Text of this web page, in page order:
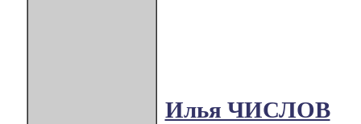
Илья ЧИСЛОВ